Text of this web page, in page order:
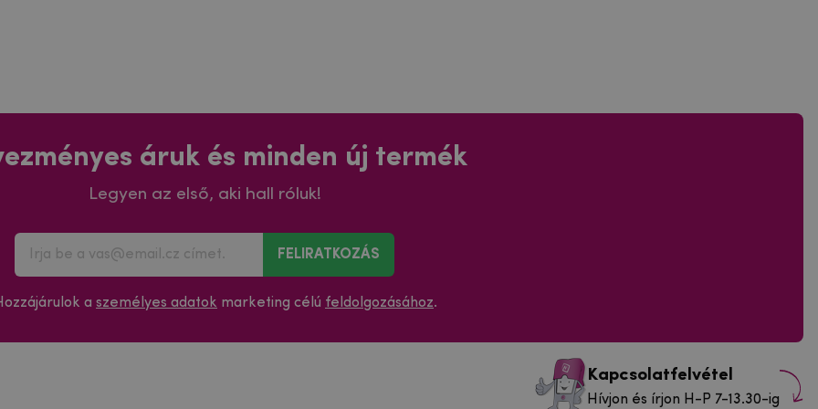
áruk és minden új termék
Legyen az első, aki hall róluk!
FELIRATKOZÁS
a személyes adatok marketing célú feldolgozásához.
Kapcsolatfelvétel
Hívjon és írjon H-P 7-13.30-ig